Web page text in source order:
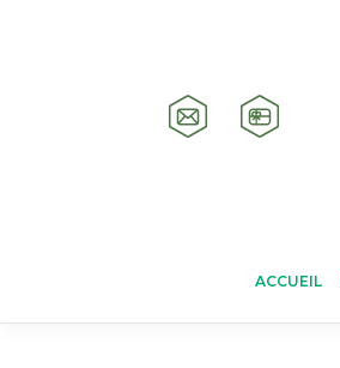
ACCUEIL